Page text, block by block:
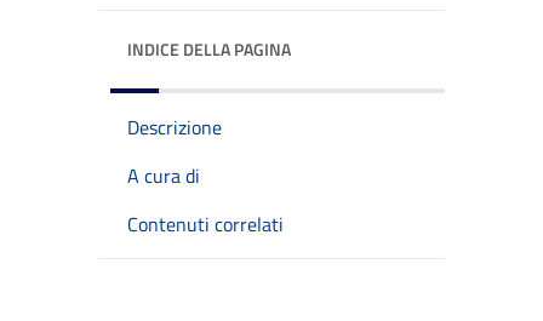
INDICE DELLA PAGINA
Descrizione
A cura di
Contenuti correlati